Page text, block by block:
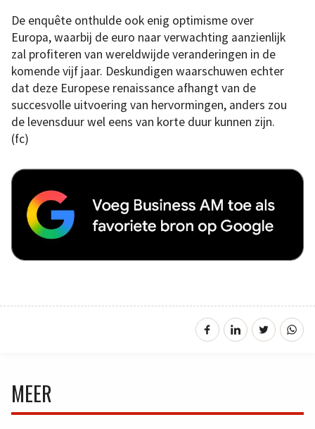
De enquête onthulde ook enig optimisme over
Europa, waarbij de euro naar verwachting aanzienlijk
zal profiteren van wereldwijde veranderingen in de
komende vijf jaar. Deskundigen waarschuwen echter
dat deze Europese renaissance afhangt van de
succesvolle uitvoering van hervormingen, anders zou
de levensduur wel eens van korte duur kunnen zijn.
(fc)
MEER